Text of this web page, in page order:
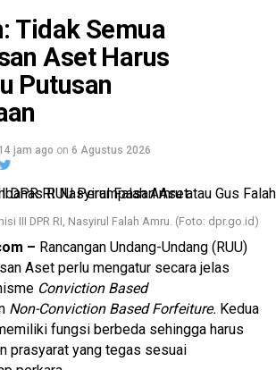
berkomitmen mengoptimalkan
berbasis teknologi melalui ETLE guna
hukum yang objektif, transparan,
Pol. Wibowo menjelaskan bahwa
melakukan penindakan secara manual
Kebijakan tersebut bersifat selektif
sebagai pengganti sistem ETLE
prioritas utama.
manual hanya dilakukan secara
lalu lintas yang kasat mata
fatalitas maupun
jalan lainnya,” ujarnya.
yang menjadi sasaran penindakan
Tidak Semua
Aset Harus
Putusan
jam ago on 6 Agustus 2026
III DPR RI, Nasyirul Falah Amru. (Foto: dpr.go.id)
– Rancangan Undang-Undang (RUU)
Aset perlu mengatur secara jelas
Conviction Based
Non-Conviction Based Forfeiture. Kedua
fungsi berbeda sehingga harus
prasyarat yang tegas sesuai